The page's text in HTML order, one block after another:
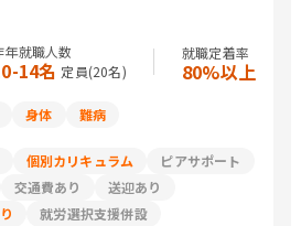
年就職人数
14名 定員(20名)
就職定着率
80%以上
身体
難病
個別カリキュラム
ピアサポート
交通費あり
送迎あり
就労選択支援併設